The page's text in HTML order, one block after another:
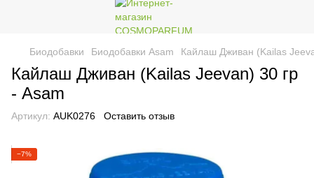
Биодобавки Биодобавки Asam Кайлаш Дживан (Kailas
Кайлаш Дживан (Kailas Jeevan) 30 гр
- Asam
Артикул: AUK0276 Оставить отзыв
−7%